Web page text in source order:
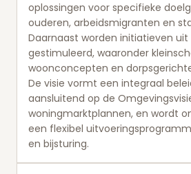
oplossingen voor specifieke
ouderen, arbeidsmigranten en
Daarnaast worden initiatieven
gestimuleerd, waaronder
woonconcepten en
De visie vormt een integraal
aansluitend op de
woningmarktplannen, en wordt
een flexibel
en bijsturing.